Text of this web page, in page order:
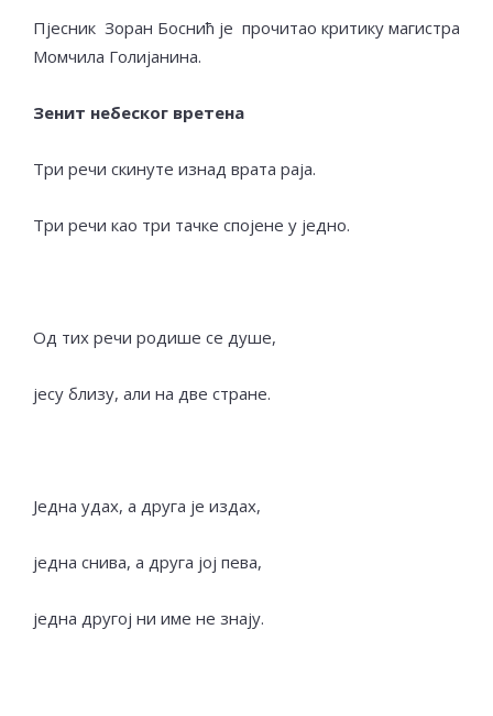
Пјесник Зоран Боснић је прочитао критику магистра
Момчила Голијанина.
Зенит небеског вретена
Три речи скинуте изнад врата раја.
Три речи као три тачке спојене у једно.
Од тих речи родише се душе,
јесу близу, али на две стране.
Једна удах, а друга је издах,
једна снива, а друга јој пева,
једна другој ни име не знају.